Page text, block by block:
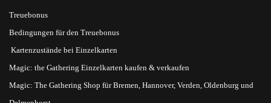
Treuebonus
Bedingungen für den Treuebonus
Kartenzustände bei Einzelkarten
Magic: the Gathering Einzelkarten kaufen & verkaufen
Magic: The Gathering Shop für Bremen, Hannover, Verden, Oldenburg und